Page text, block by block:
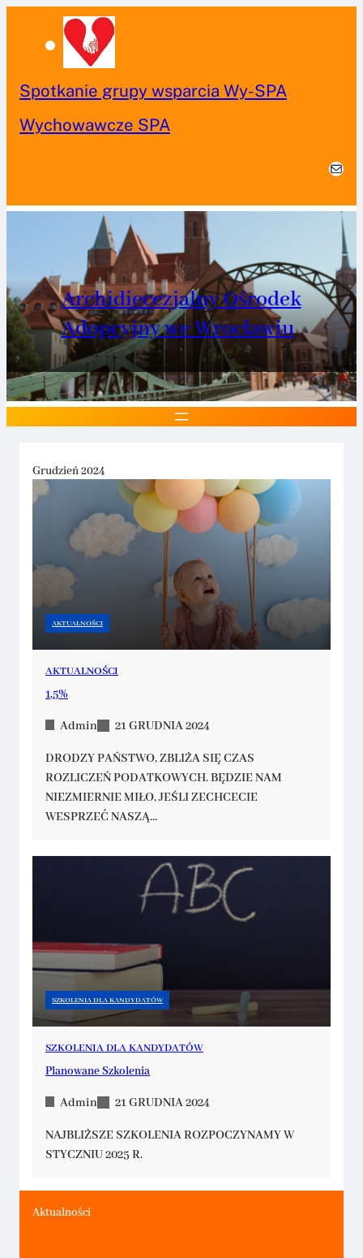
TREŚCI
Spotkanie grupy wsparcia Wy-SPA
Wychowawcze SPA
MAIL
Archidiecezjalny Ośrodek
Adopcyjny we Wrocławiu
Grudzień 2024
AKTUALNOŚCI
AKTUALNOŚCI
1,5%
Admin 21 GRUDNIA 2024
DRODZY PAŃSTWO, ZBLIŻA SIĘ CZAS
ROZLICZEŃ PODATKOWYCH. BĘDZIE NAM
NIEZMIERNIE MIŁO, JEŚLI ZECHCECIE
WESPRZEĆ NASZĄ…
SZKOLENIA DLA KANDYDATÓW
SZKOLENIA DLA KANDYDATÓW
Planowane Szkolenia
Admin 21 GRUDNIA 2024
NAJBLIŻSZE SZKOLENIA ROZPOCZYNAMY W
STYCZNIU 2025 R.
Aktualności